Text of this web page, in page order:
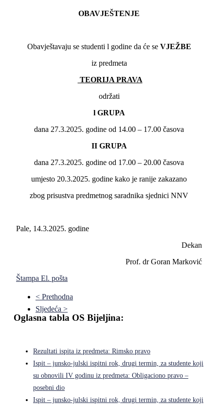
OBAVJEŠTENJE
Obavještavaju se studenti l godine da će se VJEŽBE
iz predmeta
TEORIJA PRAVA
održati
l GRUPA
dana 27.3.2025. godine od 14.00 – 17.00 časova
IIGRUPA
dana 27.3.2025. godine od 17.00 – 20.00 časova
umjesto 20.3.2025. godine kako je ranije zakazano
zbog prisustva predmetnog saradnika sjednici NNV
Pale, 14.3.2025. godine
Dekan
Prof. dr Goran Marković
Štampa El. pošta
< Prethodna
Sljedeća >
Oglasna tabla OS Bijeljina:
Rezultati ispita iz predmeta: Rimsko pravo
Ispit – junsko-julski ispitni rok, drugi termin, za studente koji
su obnovili IV godinu iz predmeta: Obligaciono pravo –
posebni dio
Ispit – junsko-julski ispitni rok, drugi termin, za studente koji